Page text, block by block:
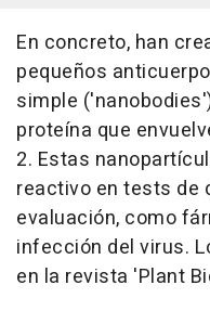
En concreto, han
pequeños
simple
proteína que
2. Estas
reactivo en tests de
evaluación, como
infección del virus.
en la revista 'Plant